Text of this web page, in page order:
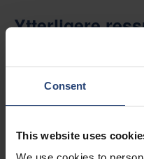
Consent
This website uses
Ytterligere
utvalg av fiberbaserte
GreenCalc
: Bruk vår
potensielle økonomiske
Globalt ingeniørnettverk